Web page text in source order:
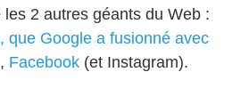
2 autres géants du Web :
que Google a fusionné avec
Facebook (et Instagram).